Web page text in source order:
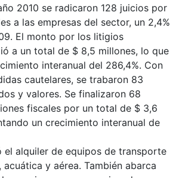
2010 se radicaron 128 juicios por
a las empresas del sector, un 2,4%
El monto por los litigios
a un total de $ 8,5 millones, lo que
interanual del 286,4%. Con
cautelares, se trabaron 83
y valores. Se finalizaron 68
fiscales por un total de $ 3,6
un crecimiento interanual de
el alquiler de equipos de transporte
y aérea. También abarca